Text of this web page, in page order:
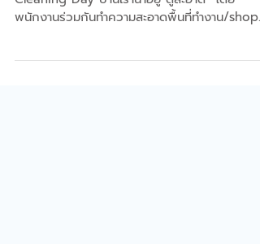
บริษัท อีโค มารีน จำกัด ได้ร่วมทำกิจกรรม “Big
พนักงานร่วมกันทำความสะอาดพื้นที่ทำงาน/shop